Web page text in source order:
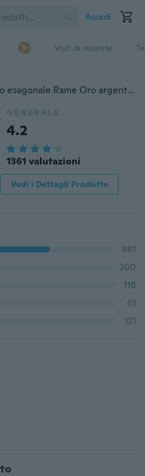
Accedi
Visti di recente
Bling Hip Hop Moda Anello esagonale Rame Oro argento Placcato color ghiacciato Micro pavimenta zircone cubico Anello di fascino per uomo Donna
GENERALE
4.2
1361 valutazioni
Vedi i Dettagli Prodotto
861
200
118
61
121